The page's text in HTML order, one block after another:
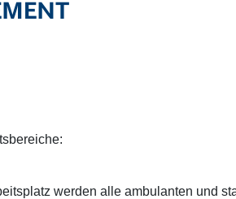
werden alle ambulanten und